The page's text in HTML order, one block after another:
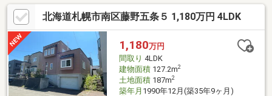
る便利な小上がりスペース・全居室6畳以上のゆとりある5LDK設
計・新生活をお洒落に始められる家具付き販売▼設備・お料理中
も会話が弾む食洗機付き対面キッチン・足を伸ばしてゆったりく
つろげる1坪以上の広々浴室・経済的で月々のコストを抑えられる
灯油給湯器・灯油暖房・ハイルーフ対応！雪下ろし不要のシャッ
ター付き車庫3台（車種による）
北海道札幌市南区藤野五条５ 1,180万円 4LDK
1,180万円
間取り 4LDK
建物面積127.2m2
土地面積187m2
築年月 1990年12月(築35年9ヶ月)